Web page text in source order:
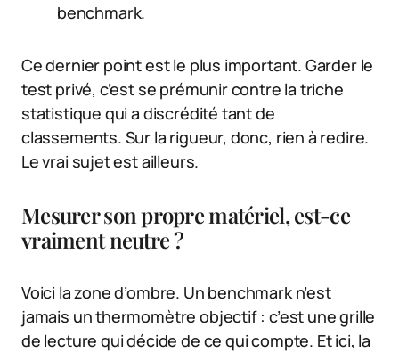
benchmark.
Ce dernier point est le plus important. Garder le
test privé, c’est se prémunir contre la triche
statistique qui a discrédité tant de
classements. Sur la rigueur, donc, rien à redire.
Le vrai sujet est ailleurs.
Mesurer son propre matériel, est-ce
vraiment neutre ?
Voici la zone d’ombre. Un benchmark n’est
jamais un thermomètre objectif : c’est une grille
de lecture qui décide de ce qui compte. Et ici, la